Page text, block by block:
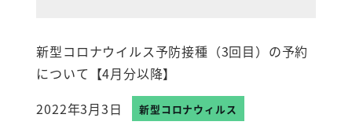
新型コロナウイルス予防接種（3回目）の予約
について【4月分以降】
投稿日
2022年3月3日 新型コロナウィルス